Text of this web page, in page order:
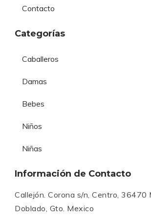
Contacto
Categorías
Caballeros
Damas
Bebes
Niños
Niñas
Información de Contacto
Callejón. Corona s/n, Centro, 36470
Doblado, Gto. Mexico